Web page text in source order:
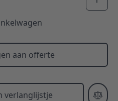
aan offerte
verlanglijstje